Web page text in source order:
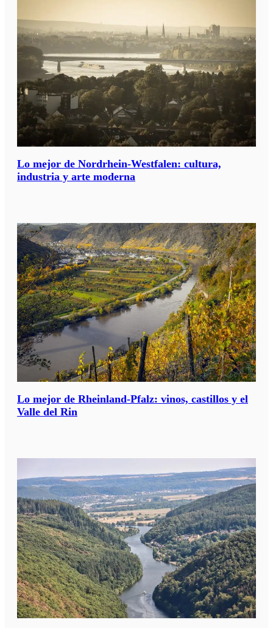
Lo mejor de Nordrhein-Westfalen: cultura,
industria y arte moderna
Lo mejor de Rheinland-Pfalz: vinos, castillos y el
Valle del Rin